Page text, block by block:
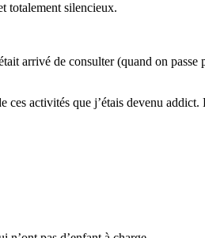
totalement silencieux.
arrivé de consulter (quand on
activités que j’étais devenu addict.